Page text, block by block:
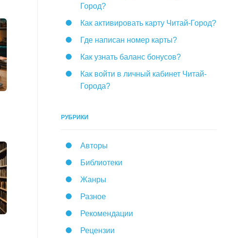
Город?
Как активировать карту Читай-Город?
Где написан номер карты?
Как узнать баланс бонусов?
Как войти в личный кабинет Читай-
Города?
РУБРИКИ
Авторы
Библиотеки
Жанры
Разное
Рекомендации
Рецензии